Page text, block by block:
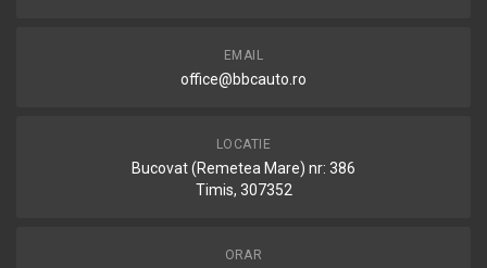
EMAIL
office@bbcauto.ro
LOCATIE
Bucovat (Remetea Mare) nr: 386
Timis, 307352
ORAR